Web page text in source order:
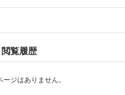
閲覧履歴
ジはありません。